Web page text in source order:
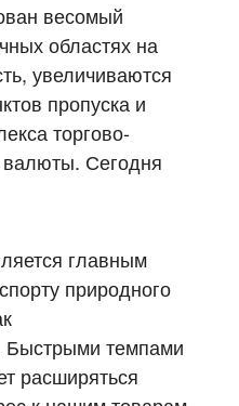
весомый
областях на
увеличиваются
пропуска и
торгово-
валюты. Сегодня
главным
природного
Быстрыми темпами
расширяться